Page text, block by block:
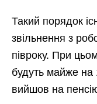
Такий порядок
звільнення з
півроку. При
будуть майже на
вийшов на